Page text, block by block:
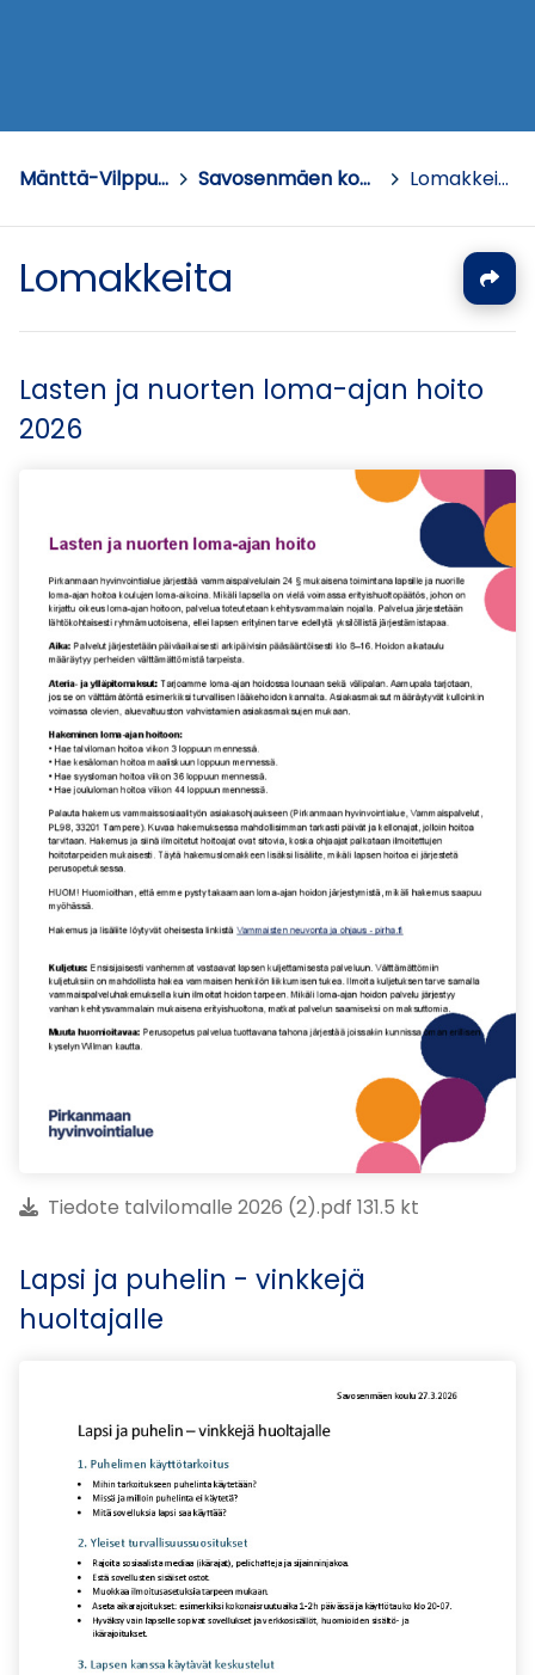
Mänttä-Vilppula > Savosenmäen koulu Lomakkeita
Lomakkeita
Lasten ja nuorten loma-ajan hoito
2026
Tiedote talvilomalle 2026 (2).pdf 131.5 kt
Lapsi ja puhelin - vinkkejä
huoltajalle